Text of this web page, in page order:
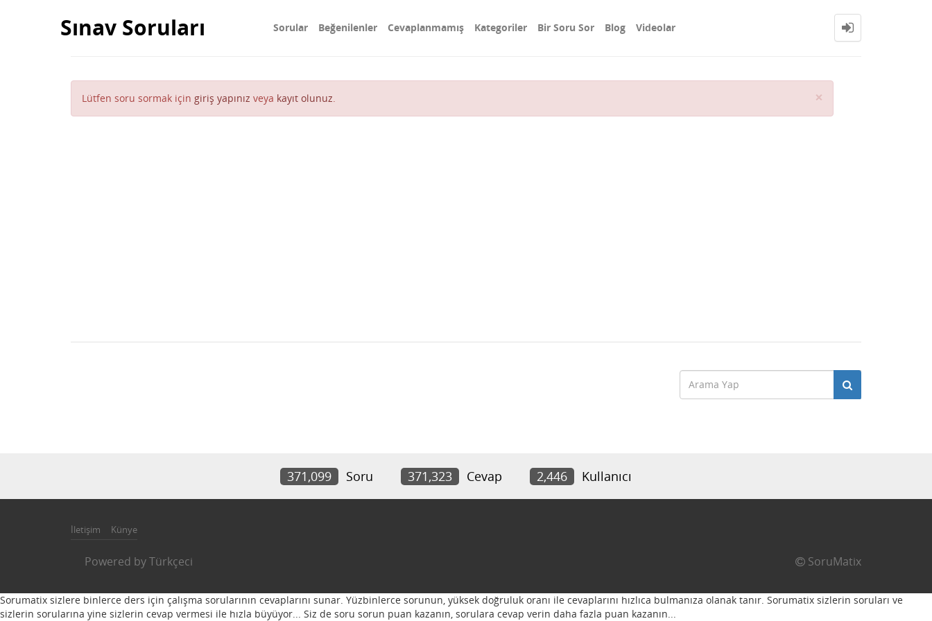
Sınav Soruları Sorular Beğenilenler Cevaplanmamış Kategoriler Bir Soru Sor Blog Videolar
Lütfen soru sormak için giriş yapınız veya kayıt olunuz. ×
371,099 Soru 371,323 Cevap 2,446 Kullanıcı
İletişim Künye
Powered byTürkçeci SoruMatix
Sorumatix sizlere binlerce ders için çalışma sorularının cevaplarını sunar. Yüzbinlerce sorunun, yüksek doğruluk oranı ile cevaplarını hızlıca bulmanıza olanak tanır. Sorumatix sizlerin soruları ve
sizlerin sorularına yine sizlerin cevap vermesi ile hızla büyüyor... Siz de soru sorun puan kazanın, sorulara cevap verin daha fazla puan kazanın...